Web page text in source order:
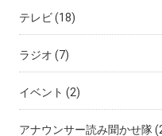
テレビ(18)
ラジオ (7)
イベント (2)
アナウンサー読み聞かせ隊